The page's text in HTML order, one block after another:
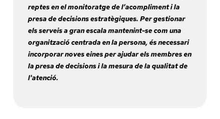
reptes en el monitoratge de l’acompliment i la
presa de decisions estratègiques. Per gestionar
els serveis a gran escala mantenint-se com una
organització centrada en la persona, és necessari
incorporar noves eines per ajudar els membres en
la presa de decisions i la mesura de la qualitat de
l'atenció.